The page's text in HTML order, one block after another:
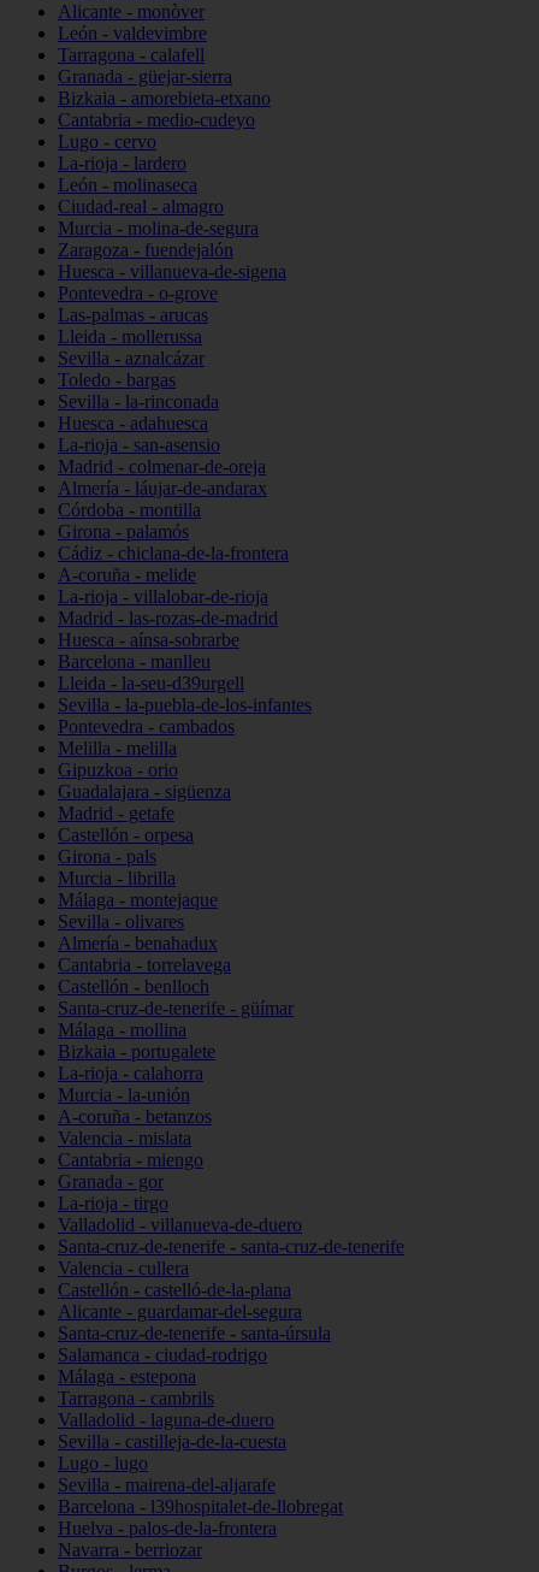
Alicante - monòver
León - valdevimbre
Tarragona - calafell
Granada - güejar-sierra
Bizkaia - amorebieta-etxano
Cantabria - medio-cudeyo
Lugo - cervo
La-rioja - lardero
León - molinaseca
Ciudad-real - almagro
Murcia - molina-de-segura
Zaragoza - fuendejalón
Huesca - villanueva-de-sigena
Pontevedra - o-grove
Las-palmas - arucas
Lleida - mollerussa
Sevilla - aznalcázar
Toledo - bargas
Sevilla - la-rinconada
Huesca - adahuesca
La-rioja - san-asensio
Madrid - colmenar-de-oreja
Almería - láujar-de-andarax
Córdoba - montilla
Girona - palamós
Cádiz - chiclana-de-la-frontera
A-coruña - melide
La-rioja - villalobar-de-rioja
Madrid - las-rozas-de-madrid
Huesca - aínsa-sobrarbe
Barcelona - manlleu
Lleida - la-seu-d39urgell
Sevilla - la-puebla-de-los-infantes
Pontevedra - cambados
Melilla - melilla
Gipuzkoa - orio
Guadalajara - sigüenza
Madrid - getafe
Castellón - orpesa
Girona - pals
Murcia - librilla
Málaga - montejaque
Sevilla - olivares
Almería - benahadux
Cantabria - torrelavega
Castellón - benlloch
Santa-cruz-de-tenerife - güímar
Málaga - mollina
Bizkaia - portugalete
La-rioja - calahorra
Murcia - la-unión
A-coruña - betanzos
Valencia - mislata
Cantabria - miengo
Granada - gor
La-rioja - tirgo
Valladolid - villanueva-de-duero
Santa-cruz-de-tenerife - santa-cruz-de-tenerife
Valencia - cullera
Castellón - castelló-de-la-plana
Alicante - guardamar-del-segura
Santa-cruz-de-tenerife - santa-úrsula
Salamanca - ciudad-rodrigo
Málaga - estepona
Tarragona - cambrils
Valladolid - laguna-de-duero
Sevilla - castilleja-de-la-cuesta
Lugo - lugo
Sevilla - mairena-del-aljarafe
Barcelona - l39hospitalet-de-llobregat
Huelva - palos-de-la-frontera
Navarra - berriozar